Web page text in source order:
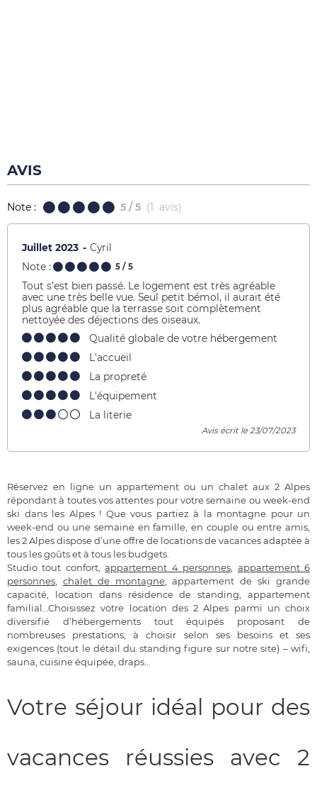
AVIS
Note : 5 / 5 (1 avis)
Juillet 2023
Cyril
Note :
5 / 5
Tout s’est bien passé. Le logement est très agréable
avec une très belle vue. Seul petit bémol, il aurait été
plus agréable que la terrasse soit complètement
nettoyée des déjections des oiseaux.
Qualité globale de votre hébergement
L'accueil
La propreté
L'équipement
La literie
Avis écrit le 23/07/2023
Réservez en ligne un appartement ou un chalet aux 2 Alpes
répondant à toutes vos attentes pour votre semaine ou week-end
ski dans les Alpes ! Que vous partiez à la montagne pour un
week-end ou une semaine en famille, en couple ou entre amis,
les 2 Alpes dispose d’une offre de locations de vacances adaptée à
tous les goûts et à tous les budgets.
Studio tout confort,appartement 4 personnes
appartement 6
personnes
chalet de montagne, appartement de ski grande
capacité, location dans résidence de standing, appartement
familial…Choisissez votre location des 2 Alpes parmi un choix
diversifié d’hébergements tout équipés proposant de
nombreuses prestations, à choisir selon ses besoins et ses
exigences (tout le détail du standing figure sur notre site) – wifi,
sauna, cuisine équipée, draps…
Votre séjour idéal pour des
vacances réussies avec 2